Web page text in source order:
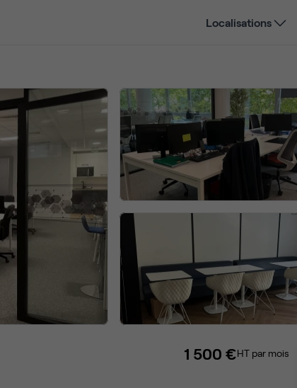
Localisations
1 500 €HT par mois